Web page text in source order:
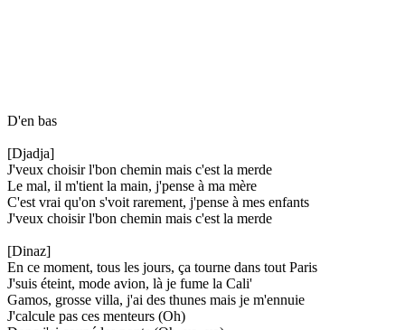
D'en bas
[Djadja]
J'veux choisir l'bon chemin mais c'est la merde
Le mal, il m'tient la main, j'pense à ma mère
C'est vrai qu'on s'voit rarement, j'pense à mes enfants
J'veux choisir l'bon chemin mais c'est la merde
[Dinaz]
En ce moment, tous les jours, ça tourne dans tout Paris
J'suis éteint, mode avion, là je fume la Cali'
Gamos, grosse villa, j'ai des thunes mais je m'ennuie
J'calcule pas ces menteurs (Oh)